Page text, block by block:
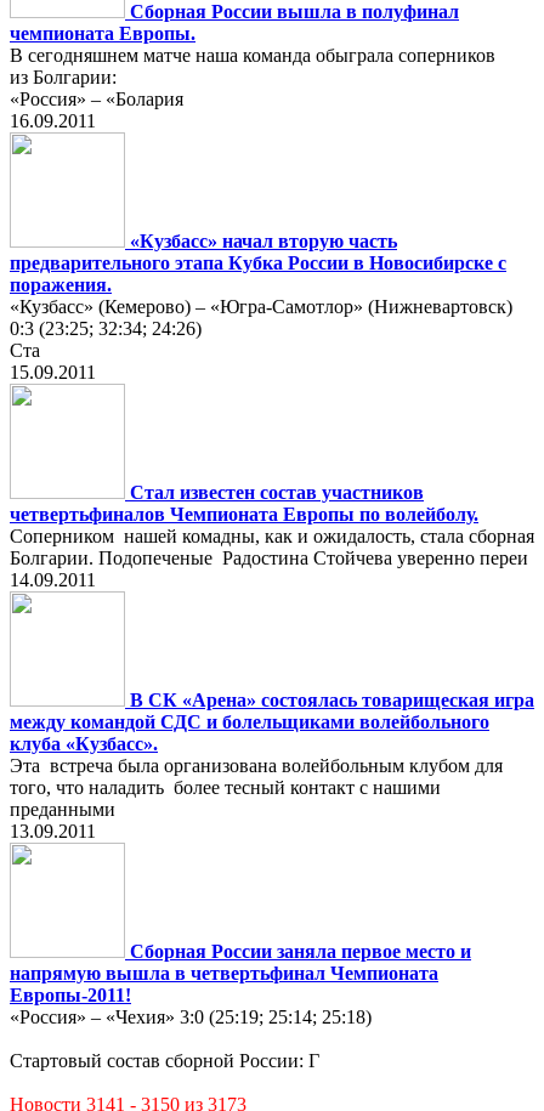
Сборная России вышла в полуфинал
чемпионата Европы.
В сегодняшнем матче наша команда обыграла соперников
из Болгарии:
«Россия» – «Болария
16.09.2011
«Кузбасс» начал вторую часть
предварительного этапа Кубка России в Новосибирске с
поражения.
«Кузбасс» (Кемерово) – «Югра-Самотлор» (Нижневартовск)
0:3 (23:25; 32:34; 24:26)
Ста
15.09.2011
Стал известен состав участников
четвертьфиналов Чемпионата Европы по волейболу.
Соперником нашей комадны, как и ожидалость, стала сборная
Болгарии. Подопеченые Радостина Стойчева уверенно переи
14.09.2011
В СК «Арена» состоялась товарищеская игра
между командой СДС и болельщиками волейбольного
клуба «Кузбасс».
Эта встреча была организована волейбольным клубом для
того, что наладить более тесный контакт с нашими
преданными
13.09.2011
Сборная России заняла первое место и
напрямую вышла в четвертьфинал Чемпионата
Европы-2011!
«Россия» – «Чехия» 3:0 (25:19; 25:14; 25:18)
Стартовый состав сборной России: Г
Новости 3141 - 3150 из 3173